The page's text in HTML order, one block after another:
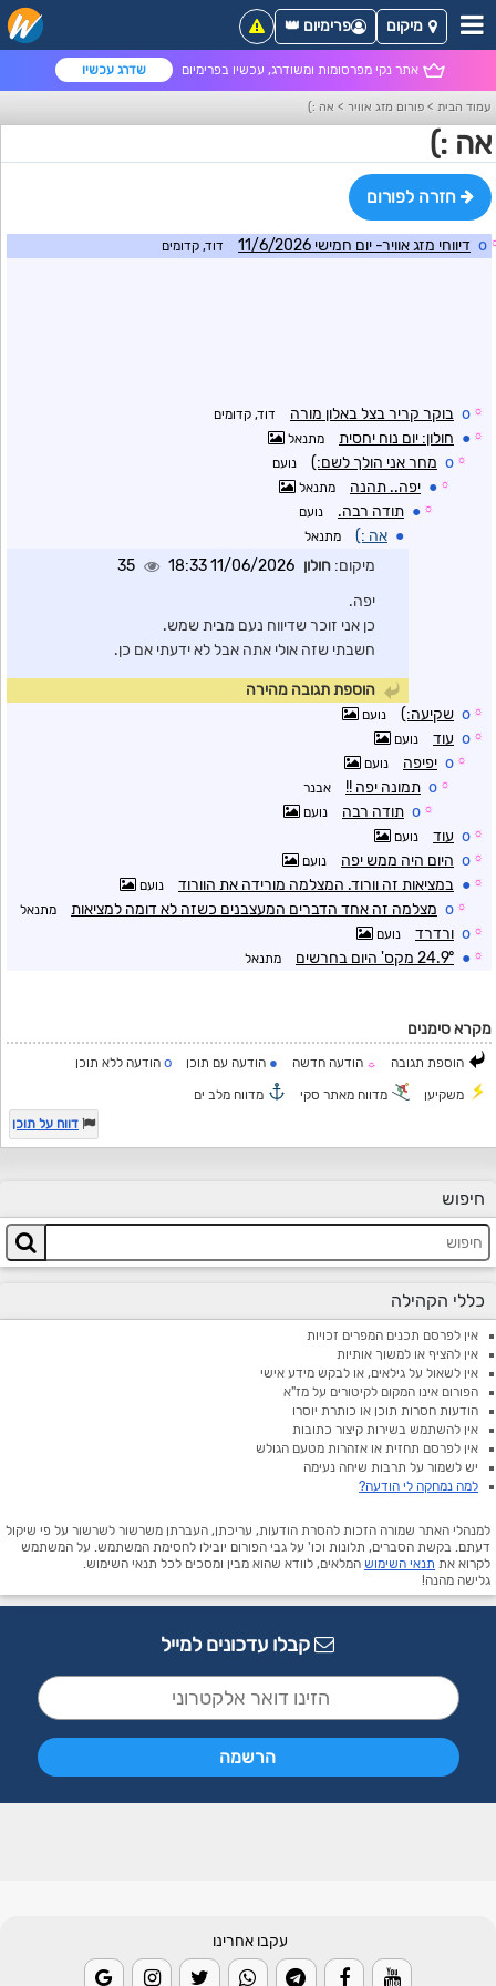
אתר נקי מפרסומות ומשודרג, עכשיו בפרימיום שדרג עכשיו
מיקום פרימיום 👑
עמוד הבית > פורום מזג אוויר > אה :)
אה :)
חזרה לפורום
o דיווחי מזג אוויר- יום חמישי 11/6/2026 דוד, קדומים
☼
o בוקר קריר בצל באלון מורה דוד, קדומים
☼
● חולון: יום נוח יחסית מתנאל
☼
o מחר אני הולך לשם:) נועם
☼
● יפה.. תהנה מתנאל
☼
● תודה רבה. נועם
● אה :) מתנאל
מיקום: חולון 11/06/2026 18:33
35
יפה.
כן אני זוכר שדיווח נעם מבית שמש.
חשבתי שזה אולי אתה אבל לא ידעתי אם כן.
הוספת תגובה מהירה
☼
o שקיעה:) נועם
☼
o עוד נועם
☼
o יפיפה נועם
☼
o תמונה יפה !! אבנר
☼
o תודה רבה נועם
☼
o עוד נועם
☼
o היום היה ממש יפה נועם
☼
● במציאות זה וורוד. המצלמה מורידה את הוורוד נועם
☼
o מצלמה זה אחד הדברים המעצבנים כשזה לא דומה למציאות מתנאל
☼
o ורדרד נועם
☼
● 24.9° מקס' היום בחרשים מתנאל
מקרא סימנים
הוספת תגובה ☼ הודעה חדשה ● הודעה עם תוכן o הודעה ללא תוכן
משקיען מדווח מאתר סקי
מדווח מלב ים
דווח על תוכן
חיפוש
כללי הקהילה
אין לפרסם תכנים המפרים זכויות
אין להציף או למשוך אותיות
אין לשאול על גילאים, או לבקש מידע אישי
הפורום אינו המקום לקיטורים על מז"א
הודעות חסרות תוכן או כותרת יוסרו
אין להשתמש בשירות קיצור כתובות
אין לפרסם תחזית או אזהרות מטעם הגולש
יש לשמור על תרבות שיחה נעימה
למה נמחקה לי הודעה?
למנהלי האתר שמורה הזכות להסרת הודעות, עריכתן, העברתן משרשור לשרשור על פי שיקול
דעתם. בקשת הסברים, תלונות וכו' על גבי הפורום יובילו לחסימת המשתמש. על המשתמש
לקרוא את תנאי השימוש המלאים, לוודא שהוא מבין ומסכים לכל תנאי השימוש.
גלישה מהנה!
קבלו עדכונים למייל
עקבו אחרינו